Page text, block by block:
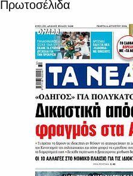
Πρωτοσέλιδα